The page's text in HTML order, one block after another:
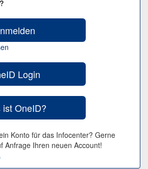
Konto für das Infocenter? Gerne
Anfrage Ihren neuen Account!